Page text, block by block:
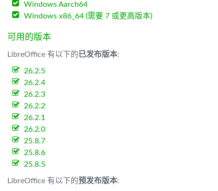
Windows Aarch64
Windows x86_64 (需要 7 或更高版本)
可用的版本
LibreOffice 有以下的已发布版本:
26.2.5
26.2.4
26.2.3
26.2.2
26.2.1
26.2.0
25.8.7
25.8.6
25.8.5
LibreOffice 有以下的预发布版本: